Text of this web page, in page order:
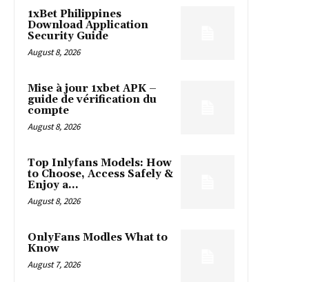
1xBet Philippines
Download Application
Security Guide
August 8, 2026
Mise à jour 1xbet APK –
guide de vérification du
compte
August 8, 2026
Top Inlyfans Models: How
to Choose, Access Safely &
Enjoy a...
August 8, 2026
OnlyFans Modles What to
Know
August 7, 2026